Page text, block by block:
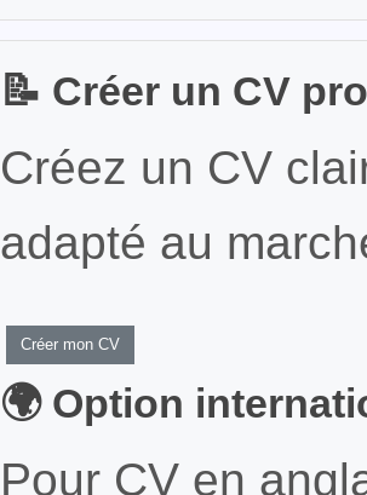
📝 Créer un CV
Créez un CV
adapté au
Créer mon CV
🌍 Option
Pour CV en